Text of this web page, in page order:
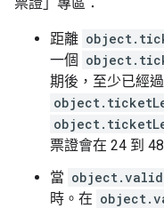
距離
一個
期後，至少已經
票證會在 24 到
當
時。在